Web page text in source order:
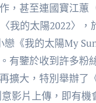
，甚至連國寶江蕙
我的太陽2022〉，
《我的太陽My
有鑒於收到許多粉
擴大，特別舉辦了
影片上傳，即有機